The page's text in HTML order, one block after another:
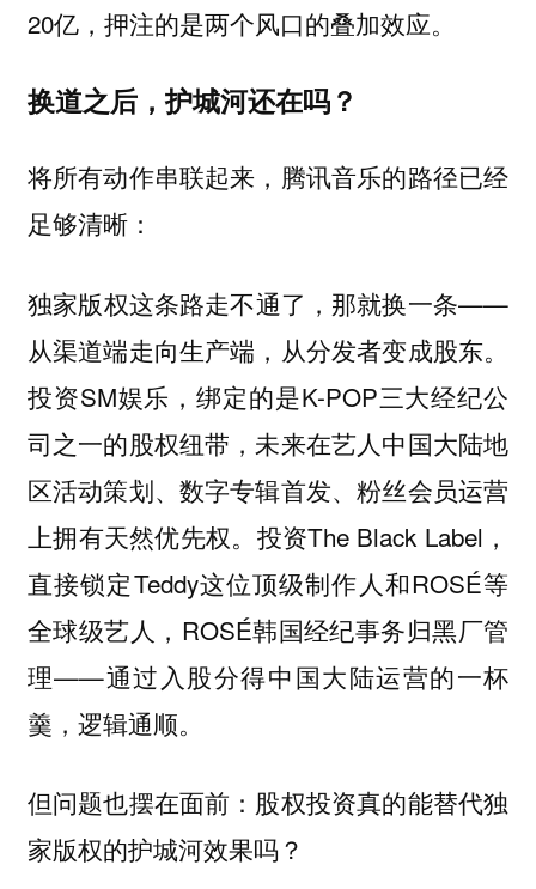
20亿，押注的是两个风口的叠加效应。
换道之后，护城河还在吗？
将所有动作串联起来，腾讯音乐的路径已经
足够清晰：
独家版权这条路走不通了，那就换一条——
从渠道端走向生产端，从分发者变成股东。
投资SM娱乐，绑定的是K-POP三大经纪公
司之一的股权纽带，未来在艺人中国大陆地
区活动策划、数字专辑首发、粉丝会员运营
上拥有天然优先权。投资The Black Label，
直接锁定Teddy这位顶级制作人和ROSÉ等
全球级艺人，ROSÉ韩国经纪事务归黑厂管
理——通过入股分得中国大陆运营的一杯
羹，逻辑通顺。
但问题也摆在面前：股权投资真的能替代独
家版权的护城河效果吗？